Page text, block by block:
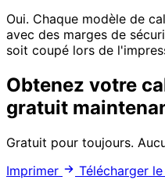
Oui. Chaque modèle de
avec des marges de
soit coupé lors de
Obtenez votre
gratuit
Gratuit pour toujours.
Imprimer
Télécharger le